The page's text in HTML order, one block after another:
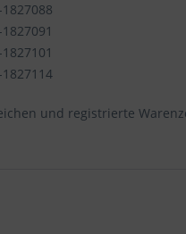
1827114
und registrierte